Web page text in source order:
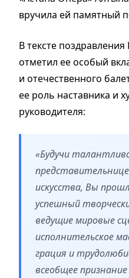
вручила ей памятный
В тексте
отметил ее особый
и отечественного
ее роль наставника и
руководителя:
«Будучи
искусства, Вы
успешный
ведущие мировые
исполнительское
грация и
всеобщее